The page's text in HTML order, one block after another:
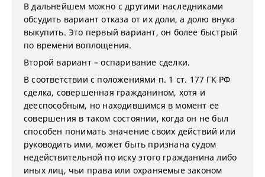
В дальнейшем можно с другими наследниками
обсудить вариант отказа от их доли, а долю внука
выкупить. Это первый вариант, он более быстрый
по времени воплощения.
Второй вариант – оспаривание сделки.
В соответствии с положениями п. 1 ст. 177 ГК РФ
сделка, совершенная гражданином, хотя и
дееспособным, но находившимся в момент ее
совершения в таком состоянии, когда он не был
способен понимать значение своих действий или
руководить ими, может быть признана судом
недействительной по иску этого гражданина либо
иных лиц, чьи права или охраняемые законом